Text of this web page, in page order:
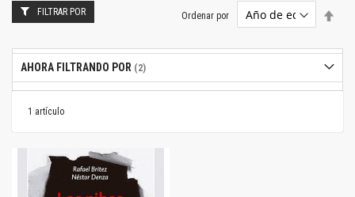
1 artículo
Ordenar por
FILTRAR POR
AHORA FILTRANDO POR